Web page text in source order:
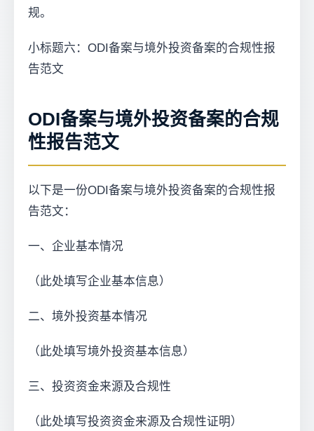
规。
小标题六：ODI备案与境外投资备案的合规性报
告范文
ODI备案与境外投资备案的合规
性报告范文
以下是一份ODI备案与境外投资备案的合规性报
告范文：
一、企业基本情况
（此处填写企业基本信息）
二、境外投资基本情况
（此处填写境外投资基本信息）
三、投资资金来源及合规性
（此处填写投资资金来源及合规性证明）